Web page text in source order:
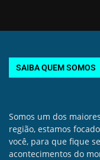
SAIBA QUEM SOMOS
Somos um dos
região, estamos
você, para que fique
acontecimentos do